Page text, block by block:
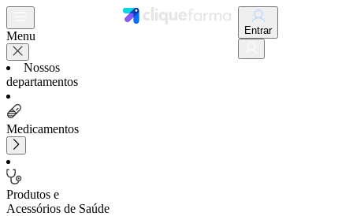
Menu
Nossos
departamentos
Medicamentos
Produtos e
Acessórios de Saúde
Entrar